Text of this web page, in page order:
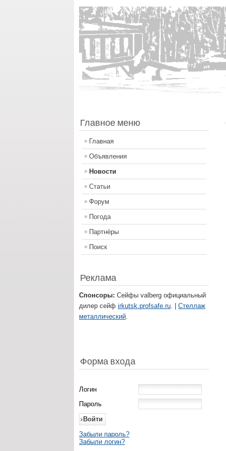
Главное меню
Главная
Объявления
Новости
Статьи
Форум
Погода
Партнёры
Поиск
Реклама
Спонсоры: Сейфы valberg официальный
дилер сейф irkutsk.profsafe.ru
Стеллаж
металлический
Форма входа
Логин
Пароль
Забыли пароль?
Забыли логин?